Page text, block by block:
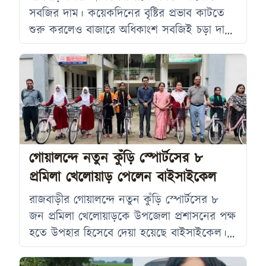
সবজির দাম। কয়েকদিনের বৃষ্টির প্রভাব কাটতে
শুরু করলেও বাজারে অধিকাংশ সবজিই চড়া দামে
বিক্রি হচ্ছে। বিশেষ করে কাঁচা মরিচ ও বেগুনের
দাম সাধারণ ক্রেতাদের নাগালের বাইরে চলে
গেছে। শুক্রবার রাজবাড়ী সদর উপজেলার
খানখানাপুর বাজার এবং গোয়ালন্দ উপজেলার
বিভিন্ন বাজার ঘুরে দেখা যায়, সবজির বাজারে
এখনও উচ্চমূল্যের প্রভাব বজায় রয়েছে।
বিক্রেতারা বলছেন, বৃষ্টির কারণে উৎপাদন কমে
যাওয়ায়
গোয়ালন্দে নতুন কুঁড়ি স্পোর্টসের ৮
প্রমিলা খেলোয়াড় পেলেন বাইসাইকেল
রাজবাড়ীর গোয়ালন্দে নতুন কুঁড়ি স্পোর্টসের ৮
জন প্রমিলা খেলোয়াড়কে উপজেলা প্রশাসনের পক্ষ
হতে উপহার হিসেবে দেয়া হয়েছে বাইসাইকেল।
বৃহস্পতিবার (৩০ জুলাই) বিকালে উপজেলা